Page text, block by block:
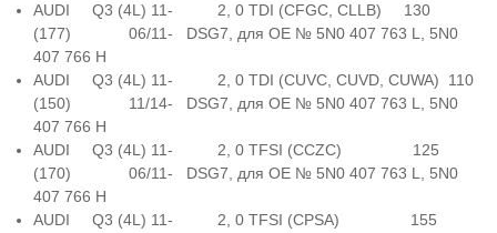
AUDI Q3 (4L) 11- 2, 0 TDI (CFGC, CLLB) 130
(177) 06/11- DSG7, для OE № 5N0 407 763 L, 5N0
407 766 H
AUDI Q3 (4L) 11- 2, 0 TDI (CUVC, CUVD, CUWA) 110
(150) 11/14- DSG7, для OE № 5N0 407 763 L, 5N0
407 766 H
AUDI Q3 (4L) 11- 2, 0 TFSI (CCZC) 125
(170) 06/11- DSG7, для OE № 5N0 407 763 L, 5N0
407 766 H
AUDI Q3 (4L) 11- 2, 0 TFSI (CPSA) 155